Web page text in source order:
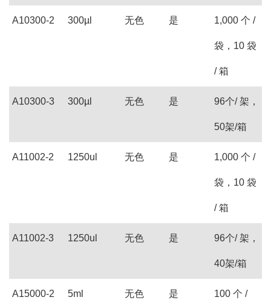
A10300-2 300µl 无色 是 1,000 个 /
袋，10 袋
/ 箱
A10300-3 300µl 无色 是 96个/ 架，
50架/箱
A11002-2 1250ul 无色 是 1,000 个 /
袋，10 袋
/ 箱
A11002-3 1250ul 无色 是 96个/ 架，
40架/箱
A15000-2 5ml 无色 是 100 个 /